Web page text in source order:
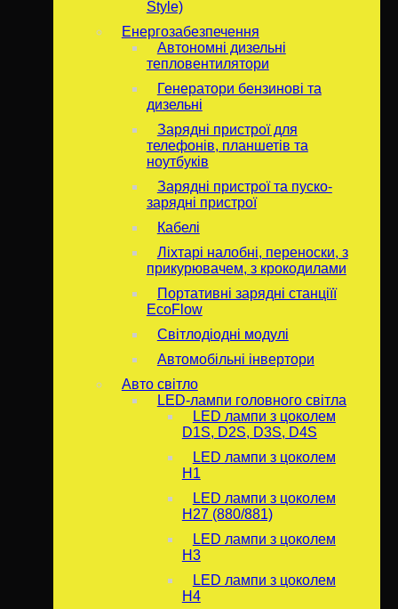
Style)
Енергозабезпечення
Автономні дизельні
тепловентилятори
Генератори бензинові та
дизельні
Зарядні пристрої для
телефонів, планшетів та
ноутбуків
Зарядні пристрої та пуско-
зарядні пристрої
Кабелі
Ліхтарі налобні, переноски, з
прикурювачем, з крокодилами
Портативні зарядні станціїї
EcoFlow
Світлодіодні модулі
Автомобільні інвертори
Авто світло
LED-лампи головного світла
LED лампи з цоколем
D1S, D2S, D3S, D4S
LED лампи з цоколем
H1
LED лампи з цоколем
H27 (880/881)
LED лампи з цоколем
H3
LED лампи з цоколем
H4